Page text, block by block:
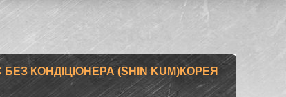
КОНДІЦІОНЕРА (SHIN KUM)КОРЕЯ